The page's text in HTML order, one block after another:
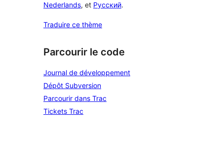
Nederlands, et Русский.
Traduire ce thème
Parcourir le code
Journal de développement
Dépôt Subversion
Parcourir dans Trac
Tickets Trac